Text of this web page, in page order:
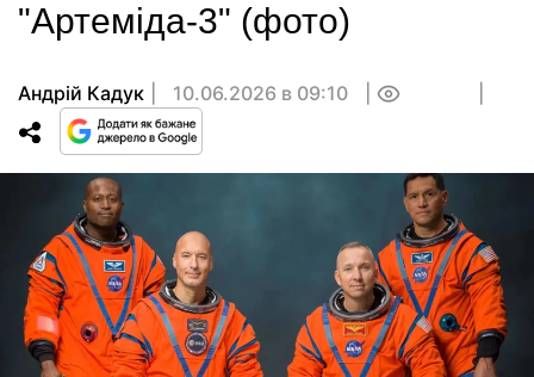
"Артеміда-3" (фото)
Андрій Кадук 10.06.2026 в 09:10